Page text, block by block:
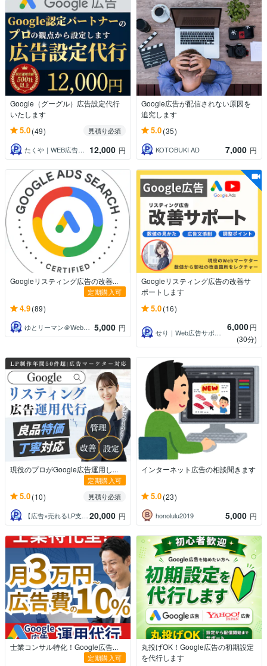
Google（グーグル）広告設定代行
いたします
5.0(49)
見積り必須
たくや｜WEB広告運用・マーケティング
12,000 円
Google広告が配信されない原因を
追究します
5.0(35)
KOTOBUKI AD 7,000 円
Googleリスティング広告の改善...
定期購入可
4.9(89)
ゆとリーマン＠Webマーケター 5,000 円
Googleリスティング広告の改善サ
ポートします
5.0(16)
せり｜Web広告サポート・運用相談 6,000円
(30分)
現役のプロがGoogle広告運用し...
定期購入可
5.0(10)
見積り必須
【広告×売れるLP支援】たか 20,000 円
インターネット広告の相談聞きます
5.0(23)
honolulu2019 5,000 円
士業コンサル特化！Google広告...
定期購入可
丸投げOK！Google広告の初期設定
を代行します